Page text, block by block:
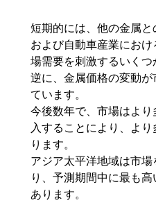
短期的には、他の金属
および自動車産業にお
場需要を刺激するいくつ
逆に、金属価格の変動
ています。
今後数年で、市場はよ
入することにより、よ
ります。
アジア太平洋地域は市
り、予測期間中に最も
あります。